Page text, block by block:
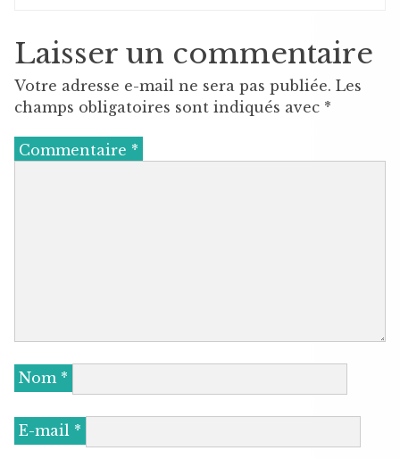
Laisser un commentaire
Votre adresse e-mail ne sera pas publiée. Les
champs obligatoires sont indiqués avec *
Commentaire *
Nom *
E-mail *